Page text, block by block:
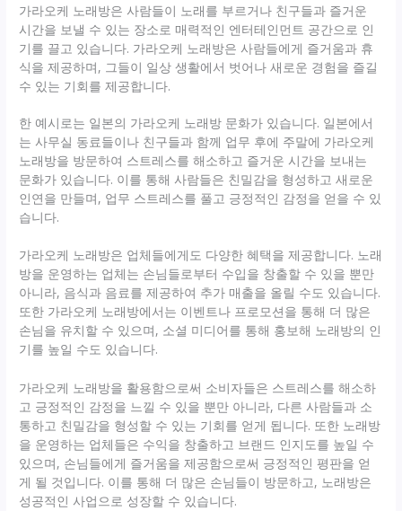
가라오케 노래방은 사람들이 노래를 부르거나 친구들과 즐거운
시간을 보낼 수 있는 장소로 매력적인 엔터테인먼트 공간으로 인
기를 끌고 있습니다. 가라오케 노래방은 사람들에게 즐거움과 휴
식을 제공하며, 그들이 일상 생활에서 벗어나 새로운 경험을 즐길
수 있는 기회를 제공합니다.
한 예시로는 일본의 가라오케 노래방 문화가 있습니다. 일본에서
는 사무실 동료들이나 친구들과 함께 업무 후에 주말에 가라오케
노래방을 방문하여 스트레스를 해소하고 즐거운 시간을 보내는
문화가 있습니다. 이를 통해 사람들은 친밀감을 형성하고 새로운
인연을 만들며, 업무 스트레스를 풀고 긍정적인 감정을 얻을 수 있
습니다.
가라오케 노래방은 업체들에게도 다양한 혜택을 제공합니다. 노래
방을 운영하는 업체는 손님들로부터 수입을 창출할 수 있을 뿐만
아니라, 음식과 음료를 제공하여 추가 매출을 올릴 수도 있습니다.
또한 가라오케 노래방에서는 이벤트나 프로모션을 통해 더 많은
손님을 유치할 수 있으며, 소셜 미디어를 통해 홍보해 노래방의 인
기를 높일 수도 있습니다.
가라오케 노래방을 활용함으로써 소비자들은 스트레스를 해소하
고 긍정적인 감정을 느낄 수 있을 뿐만 아니라, 다른 사람들과 소
통하고 친밀감을 형성할 수 있는 기회를 얻게 됩니다. 또한 노래방
을 운영하는 업체들은 수익을 창출하고 브랜드 인지도를 높일 수
있으며, 손님들에게 즐거움을 제공함으로써 긍정적인 평판을 얻
게 될 것입니다. 이를 통해 더 많은 손님들이 방문하고, 노래방은
성공적인 사업으로 성장할 수 있습니다.